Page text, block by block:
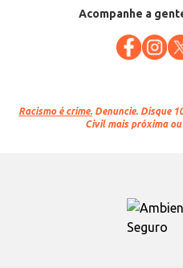
Acompanhe a
Racismo é crime. Denuncie. Disque
Civil mais próxima